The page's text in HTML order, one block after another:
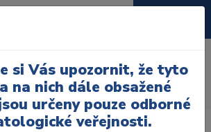
Fazetování
C+B Pryskyřice
tekutina 60ml
si Vás upozornit, že tyto
na nich dále obsažené
určeny pouze odborné
veřejnosti.